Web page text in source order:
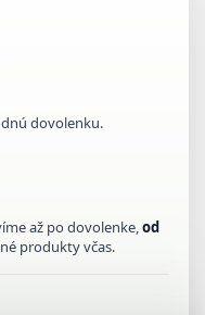
dovolenku.
až po dovolenke,od
produkty včas.